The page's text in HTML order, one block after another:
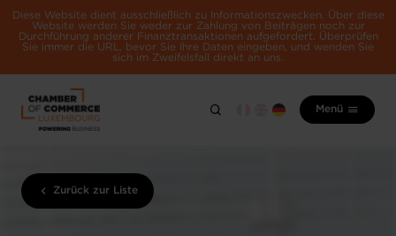
Diese Website dient ausschließlich zu Informationszwecken. Über diese
Website werden Sie weder zur Zahlung von Beiträgen noch zur
Durchführung anderer Finanztransaktionen aufgefordert. Überprüfen
Sie immer die URL, bevor Sie Ihre Daten eingeben, und wenden Sie
sich im Zweifelsfall direkt an uns.
Menü
Zurück zur Liste